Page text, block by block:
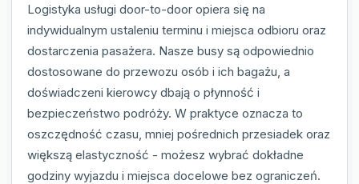
Logistyka usługi door-to-door opiera się na
indywidualnym ustaleniu terminu i miejsca odbioru oraz
dostarczenia pasażera. Nasze busy są odpowiednio
dostosowane do przewozu osób i ich bagażu, a
doświadczeni kierowcy dbają o płynność i
bezpieczeństwo podróży. W praktyce oznacza to
oszczędność czasu, mniej pośrednich przesiadek oraz
większą elastyczność - możesz wybrać dokładne
godziny wyjazdu i miejsca docelowe bez ograniczeń.